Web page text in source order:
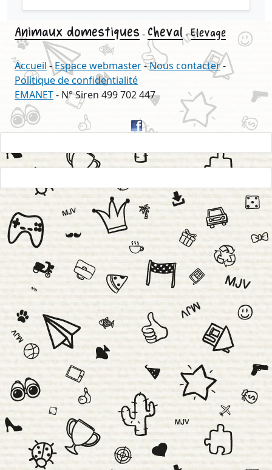
Animaux domestiques- Cheval-Elevage
Accueil -Espace webmaster-Nous contacter-
Politique de confidentialité
EMANET- N° Siren 499 702 447